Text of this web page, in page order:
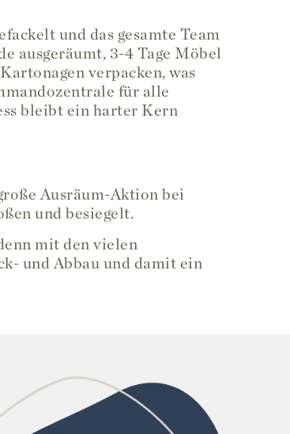
und das gesamte Team
ausgeräumt, 3-4 Tage Möbel
verpacken, was
für alle
bleibt ein harter Kern
Ausräum-Aktion bei
und besiegelt.
mit den vielen
und Abbau und damit ein